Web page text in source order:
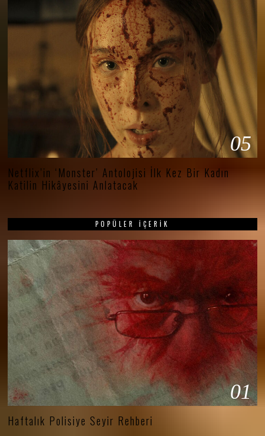
05
Netflix’in ‘Monster’ Antolojisi İlk Kez Bir Kadın
Katilin Hikâyesini Anlatacak
POPÜLER İÇERIK
01
Haftalık Polisiye Seyir Rehberi